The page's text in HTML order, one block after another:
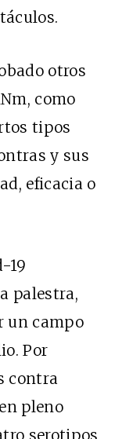
otros
como
tipos
y sus
eficacia o
19
palestra,
un campo
Por
contra
pleno